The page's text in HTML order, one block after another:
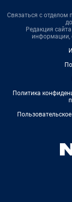
Связаться с отделом
Редакция
информации,
Политика